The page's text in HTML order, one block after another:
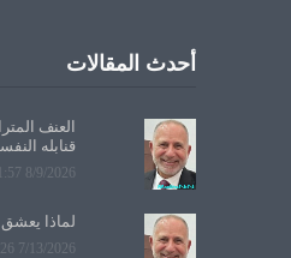
أحدث المقالات
العنف
قنابله
8/9/2026 4:11:57 PM
لماذا
7/13/2026 2:27:26 PM